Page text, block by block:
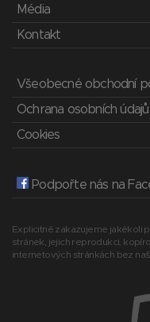
Média
Kontakt
Všeobecné obchodní
Ochrana osobních údajů
Cookies
Podpořte nás na
Explicitně zakazujeme jakékoli
stránek, jejich reprodukci,
internetových stránkách bez